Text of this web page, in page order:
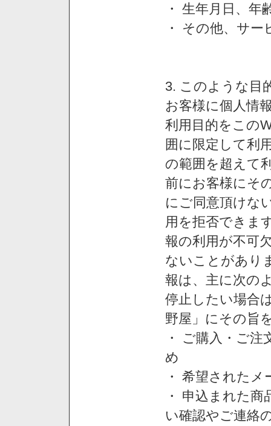
・ 生年月日、年
・ その他、サ
3. このような目
お客様に個人情
利用目的をこの
囲に限定して利
の範囲を超えて
前にお客様にそ
にご同意頂けな
用を拒否できま
報の利用が不可
ないことがあり
報は、主に次の
停止したい場合
野屋」にその旨
・ ご購入・ご
め
・ 希望された
・ 申込まれた
い確認やご連絡